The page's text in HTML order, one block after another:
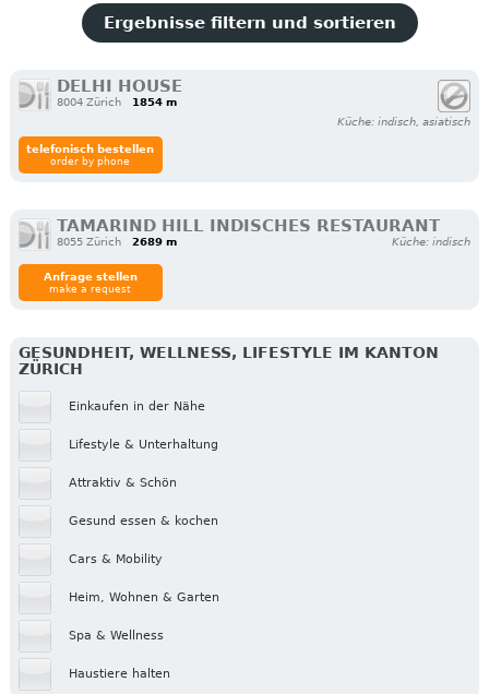
Ergebnisse filtern und sortieren
DELHI HOUSE
8004 Zürich
1854 m
Küche: indisch, asiatisch
telefonisch bestellen
order by phone
TAMARIND HILL INDISCHES RESTAURANT
8055 Zürich 2689 m Küche: indisch
Anfrage stellen
make a request
GESUNDHEIT, WELLNESS, LIFESTYLE IM KANTON
ZÜRICH
Einkaufen in der Nähe
Lifestyle & Unterhaltung
Attraktiv & Schön
Gesund essen & kochen
Cars & Mobility
Heim, Wohnen & Garten
Spa & Wellness
Haustiere halten